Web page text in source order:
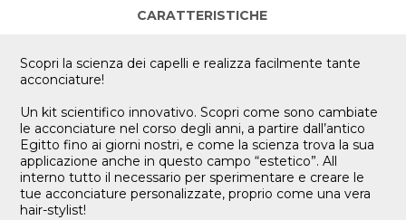
CARATTERISTICHE
Scopri la scienza dei capelli e realizza facilmente tante
acconciature!
Un kit scientifico innovativo. Scopri come sono cambiate
le acconciature nel corso degli anni, a partire dall’antico
Egitto fino ai giorni nostri, e come la scienza trova la sua
applicazione anche in questo campo “estetico”. All
interno tutto il necessario per sperimentare e creare le
tue acconciature personalizzate, proprio come una vera
hair-stylist!